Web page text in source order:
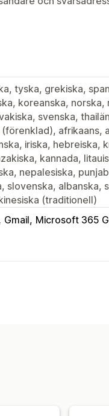
tyska, grekiska,
koreanska, norska,
svenska,
afrikaans,
iriska, hebreiska,
kannada,
nepalesiska,
slovenska, albanska,
(traditionell)
Gmail Microsoft 365